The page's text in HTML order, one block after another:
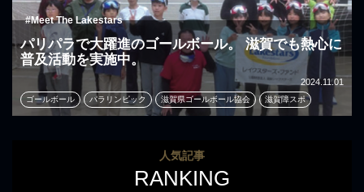
#Meet The Lakestars
パリパラで大躍進のゴールボール。 滋賀でも熱心に
普及活動を実施中。
2024.11.01
ゴールボール パラリンピック 滋賀県ゴールボール協会 滋賀障スポ
人気記事
RANKING